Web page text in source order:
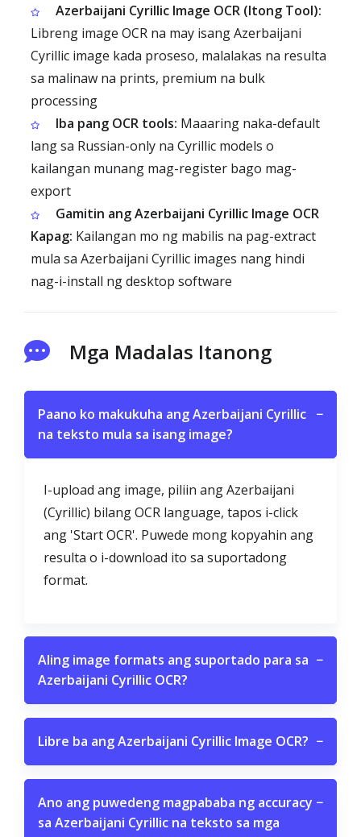
Azerbaijani Cyrillic Image OCR (Itong Tool):
Libreng image OCR na may isang Azerbaijani
Cyrillic image kada proseso, malalakas na resulta
sa malinaw na prints, premium na bulk
processing
Iba pang OCR tools: Maaaring naka-default
lang sa Russian-only na Cyrillic models o
kailangan munang mag-register bago mag-
export
Gamitin ang Azerbaijani Cyrillic Image OCR
Kapag: Kailangan mo ng mabilis na pag-extract
mula sa Azerbaijani Cyrillic images nang hindi
nag-i-install ng desktop software
Mga Madalas Itanong
Paano ko makukuha ang Azerbaijani Cyrillic
na teksto mula sa isang image?
−
I-upload ang image, piliin ang Azerbaijani
(Cyrillic) bilang OCR language, tapos i-click
ang 'Start OCR'. Puwede mong kopyahin ang
resulta o i-download ito sa suportadong
format.
Aling image formats ang suportado para sa
Azerbaijani Cyrillic OCR?
−
Libre ba ang Azerbaijani Cyrillic Image OCR? −
Ano ang puwedeng magpababa ng accuracy
sa Azerbaijani Cyrillic na teksto sa mga
−